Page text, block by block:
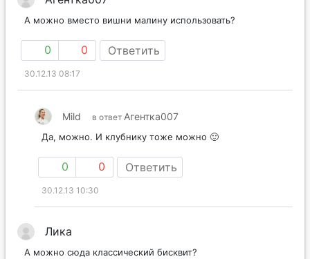
А можно вместо вишни малину использовать?
0 0 Ответить
30.12.13 08:17
Mild в ответ Агентка007
Да, можно. И клубнику тоже можно 🙂
0 0 Ответить
30.12.13 10:30
Лика
А можно сюда классический бисквит?